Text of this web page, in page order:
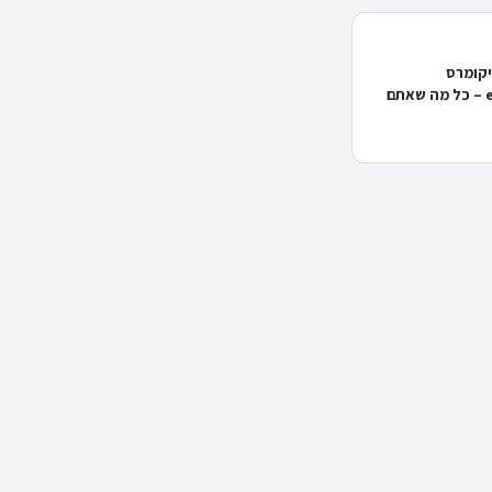
ecommerce – כל מה שאתם